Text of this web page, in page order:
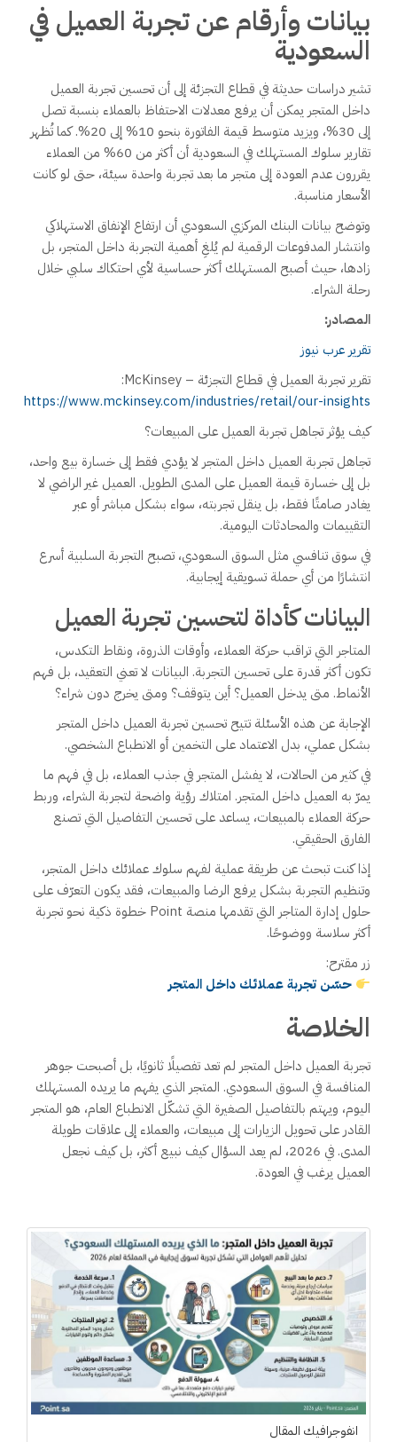
بيانات وأرقام عن تجربة العميل في
السعودية
تشير دراسات حديثة في قطاع التجزئة إلى أن تحسين تجربة العميل
داخل المتجر يمكن أن يرفع معدلات الاحتفاظ بالعملاء بنسبة تصل
إلى 30%، ويزيد متوسط قيمة الفاتورة بنحو 10% إلى 20%. كما تُظهر
تقارير سلوك المستهلك في السعودية أن أكثر من 60% من العملاء
يقررون عدم العودة إلى متجر ما بعد تجربة واحدة سيئة، حتى لو كانت
الأسعار مناسبة.
وتوضح بيانات البنك المركزي السعودي أن ارتفاع الإنفاق الاستهلاكي
وانتشار المدفوعات الرقمية لم يُلغِ أهمية التجربة داخل المتجر، بل
زادها، حيث أصبح المستهلك أكثر حساسية لأي احتكاك سلبي خلال
رحلة الشراء.
المصادر:
تقرير عرب نيوز
تقرير تجربة العميل في قطاع التجزئة – McKinsey:
https://www.mckinsey.com/industries/retail/our-insights
كيف يؤثر تجاهل تجربة العميل على المبيعات؟
تجاهل تجربة العميل داخل المتجر لا يؤدي فقط إلى خسارة بيع واحد،
بل إلى خسارة قيمة العميل على المدى الطويل. العميل غير الراضي لا
يغادر صامتًا فقط، بل ينقل تجربته، سواء بشكل مباشر أو عبر
التقييمات والمحادثات اليومية.
في سوق تنافسي مثل السوق السعودي، تصبح التجربة السلبية أسرع
انتشارًا من أي حملة تسويقية إيجابية.
البيانات كأداة لتحسين تجربة العميل
المتاجر التي تراقب حركة العملاء، وأوقات الذروة، ونقاط التكدس،
تكون أكثر قدرة على تحسين التجربة. البيانات لا تعني التعقيد، بل فهم
الأنماط. متى يدخل العميل؟ أين يتوقف؟ ومتى يخرج دون شراء؟
الإجابة عن هذه الأسئلة تتيح تحسين تجربة العميل داخل المتجر
بشكل عملي، بدل الاعتماد على التخمين أو الانطباع الشخصي.
في كثير من الحالات، لا يفشل المتجر في جذب العملاء، بل في فهم ما
يمرّ به العميل داخل المتجر. امتلاك رؤية واضحة لتجربة الشراء، وربط
حركة العملاء بالمبيعات، يساعد على تحسين التفاصيل التي تصنع
الفارق الحقيقي.
إذا كنت تبحث عن طريقة عملية لفهم سلوك عملائك داخل المتجر،
وتنظيم التجربة بشكل يرفع الرضا والمبيعات، فقد يكون التعرّف على
حلول إدارة المتاجر التي تقدمها منصة Point خطوة ذكية نحو تجربة
أكثر سلاسة ووضوحًا.
زر مقترح:
حسّن تجربة عملائك داخل المتجر
الخلاصة
تجربة العميل داخل المتجر لم تعد تفصيلًا ثانويًا، بل أصبحت جوهر
المنافسة في السوق السعودي. المتجر الذي يفهم ما يريده المستهلك
اليوم، ويهتم بالتفاصيل الصغيرة التي تشكّل الانطباع العام، هو المتجر
القادر على تحويل الزيارات إلى مبيعات، والعملاء إلى علاقات طويلة
المدى. في 2026، لم يعد السؤال كيف نبيع أكثر، بل كيف نجعل
العميل يرغب في العودة.
انفوجرافيك المقال